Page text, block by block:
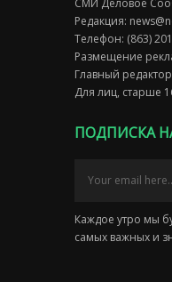
Редакция:
Телефон: (863)
Размещение
Главный
Для лиц, старше
ПОДПИСКА
Каждое утро мы
самых важных и